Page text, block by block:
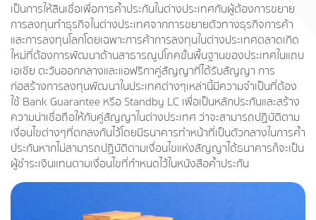
เป็นการให้สินเชื่อเพื่อการค้ำประกันในต่างประเทศกับผู้ต้องการขยาย
การลงทุนทำธุรกิจในต่างประเทศจากการขยายตัวทางธุรกิจการค้า
และการลงทุนโลกโดยเฉพาะการค้าการลงทุนในต่างประเทศตลาดเกิด
ใหม่ที่ต้องการพัฒนาด้านสาธารณูปโภคขั้นพื้นฐานของประเทศในแถบ
เอเชีย ตะวันออกกลางและแอฟริกาคู่สัญญาที่ได้รับสัญญา การ
ก่อสร้างการลงทุนพัฒนาในประเทศต่างๆเหล่านี้มีความจำเป็นที่ต้อง
ใช้ Bank Guarantee หรือ Standby LC เพื่อเป็นหลักประกันและสร้าง
ความน่าเชื่อถือให้กับคู่สัญญาในต่างประเทศ ว่าจะสามารถปฏิบัติตาม
เงื่อนไขต่างๆที่ตกลงกันไว้โดยมีธนาคารทำหน้าที่เป็นตัวกลางในการค้ำ
ประกันหากไม่สามารถปฏิบัติตามเงื่อนไขแห่งสัญญาได้ธนาคารก็จะเป็น
ผู้ชำระเงินแทนตามเงื่อนไขที่กำหนดไว้ในหนังสือค้ำประกัน